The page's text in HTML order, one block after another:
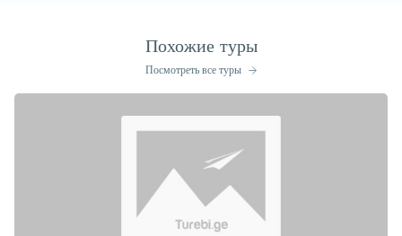
Похожие туры
Посмотреть все туры